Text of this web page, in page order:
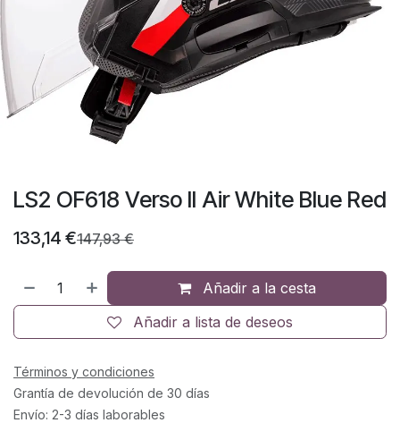
LS2 OF618 Verso II Air White Blue Red
133,14 €147,93€
Añadir a la cesta
Añadir a lista de deseos
Términos y condiciones
Grantía de devolución de 30 días
Envío: 2-3 días laborables